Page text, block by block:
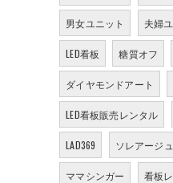
男女ユニット 夫婦
LED看板 糖質オフ
ダイヤモンドアート
LED看板販売レンタル
LAD369 ソレアージュ
ママシンガー 看板